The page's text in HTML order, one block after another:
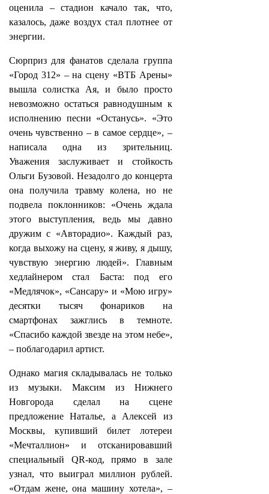
оценила – стадион качало так, что,
казалось, даже воздух стал плотнее от
энергии.
Сюрприз для фанатов сделала группа
«Город 312» – на сцену «ВТБ Арены»
вышла солистка Ая, и было просто
невозможно остаться равнодушным к
исполнению песни «Останусь». «Это
очень чувственно – в самое сердце», –
написала одна из зрительниц.
Уважения заслуживает и стойкость
Ольги Бузовой. Незадолго до концерта
она получила травму колена, но не
подвела поклонников: «Очень ждала
этого выступления, ведь мы давно
дружим с «Авторадио». Каждый раз,
когда выхожу на сцену, я живу, я дышу,
чувствую энергию людей». Главным
хедлайнером стал Баста: под его
«Медлячок», «Сансару» и «Мою игру»
десятки тысяч фонариков на
смартфонах зажглись в темноте.
«Спасибо каждой звезде на этом небе»,
– поблагодарил артист.
Однако магия складывалась не только
из музыки. Максим из Нижнего
Новгорода сделал на сцене
предложение Наталье, а Алексей из
Москвы, купивший билет лотереи
«Мечталлион» и отсканировавший
специальный QR‑код, прямо в зале
узнал, что выиграл миллион рублей.
«Отдам жене, она машину хотела», –